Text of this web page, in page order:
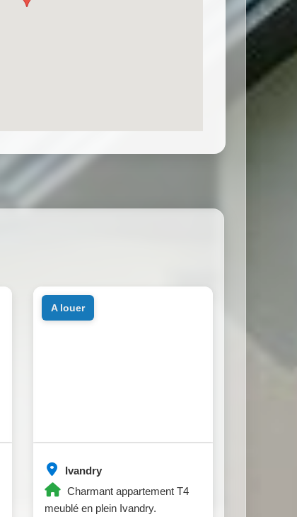
Ivandry
Charmant appartement T4
meublé en plein Ivandry.
a louer